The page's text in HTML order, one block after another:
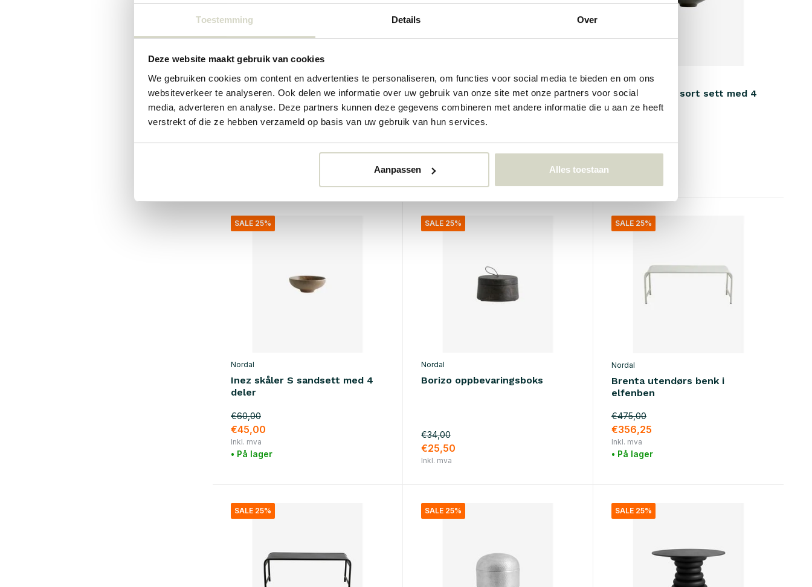
Toestemming Details Over
Deze website maakt gebruik van cookies
We gebruiken cookies om content en advertenties te personaliseren, om functies voor social media te bieden en om ons
websiteverkeer te analyseren. Ook delen we informatie over uw gebruik van onze site met onze partners voor social
media, adverteren en analyse. Deze partners kunnen deze gegevens combineren met andere informatie die u aan ze heeft
verstrekt of die ze hebben verzameld op basis van uw gebruik van hun services.
Aanpassen Alles toestaan
Nordal
Ulopu lysestake
€125,00
€50,00
Nordal
Inez skåler M sandsett med 4
deler
€98,00
€73,50
Inkl. mva
• På lager
Nordal
Inez skåler M sort sett med 4
stk
€70,50
Inkl. mva
SALE 25%
Nordal
Inez skåler S sandsett med 4
deler
€60,00
€45,00
Inkl. mva
• På lager
SALE 25%
Nordal
Borizo oppbevaringsboks
€34,00
€25,50
Inkl. mva
SALE 25%
Nordal
Brenta utendørs benk i
elfenben
€475,00
€356,25
Inkl. mva
• På lager
SALE 25% SALE 25% SALE 25%